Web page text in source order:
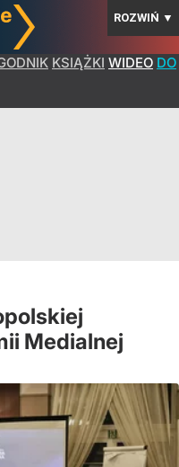
ROZWIŃ ▼
KSIĄŻKI WIDEO DO
Medialnej